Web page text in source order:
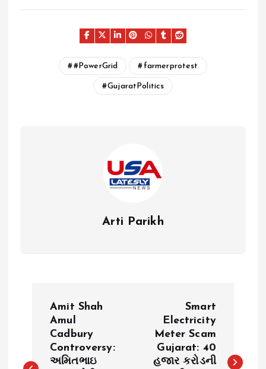
#PowerGrid farmerprotest
GujaratPolitics
Arti Parikh
s
Amit Shah
Amul
Cadbury
Controversy:
અમિતભાઇ
Smart
Electricity
Meter Scam
Gujarat: 40
હજાર કરોડની